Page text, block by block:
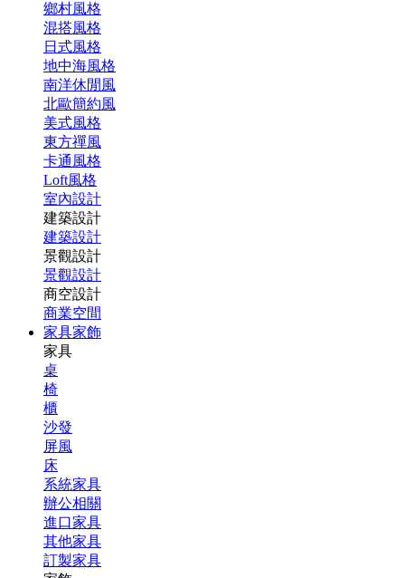
鄉村風格
混搭風格
日式風格
地中海風格
南洋休閒風
北歐簡約風
美式風格
東方禪風
卡通風格
Loft風格
室內設計
建築設計
建築設計
景觀設計
景觀設計
商空設計
商業空間
家具家飾
家具
桌
椅
櫃
沙發
屏風
床
系統家具
辦公相關
進口家具
其他家具
訂製家具